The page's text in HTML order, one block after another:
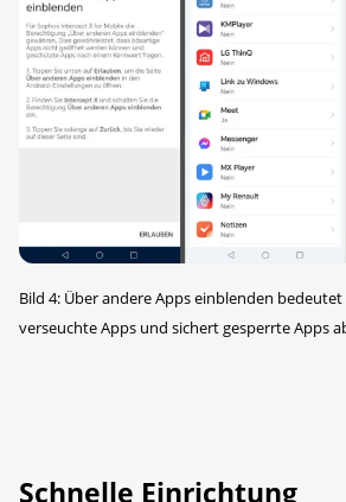
Bild 4: Über andere Apps einblenden
verseuchte Apps und sichert gesperrte Apps
Schnelle Einrichtung